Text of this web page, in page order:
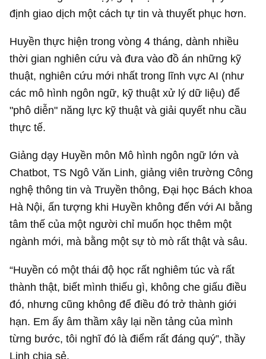
định giao dịch một cách tự tin và thuyết phục hơn.
Huyền thực hiện trong vòng 4 tháng, dành nhiều
thời gian nghiên cứu và đưa vào đồ án những kỹ
thuật, nghiên cứu mới nhất trong lĩnh vực AI (như
các mô hình ngôn ngữ, kỹ thuật xử lý dữ liệu) để
"phô diễn" năng lực kỹ thuật và giải quyết nhu cầu
thực tế.
Giảng dạy Huyền môn Mô hình ngôn ngữ lớn và
Chatbot, TS Ngô Văn Linh, giảng viên trường Công
nghệ thông tin và Truyền thông, Đại học Bách khoa
Hà Nội, ấn tượng khi Huyền không đến với AI bằng
tâm thế của một người chỉ muốn học thêm một
ngành mới, mà bằng một sự tò mò rất thật và sâu.
“Huyền có một thái độ học rất nghiêm túc và rất
thành thật, biết mình thiếu gì, không che giấu điều
đó, nhưng cũng không để điều đó trở thành giới
hạn. Em ấy âm thầm xây lại nền tảng của mình
từng bước, tôi nghĩ đó là điểm rất đáng quý”, thầy
Linh chia sẻ.